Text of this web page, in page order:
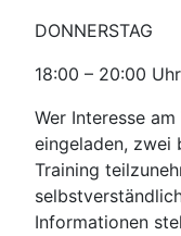
DONNERSTAG
18:00 – 20:00
Wer Interesse
eingeladen, zwei
Training
Informationen